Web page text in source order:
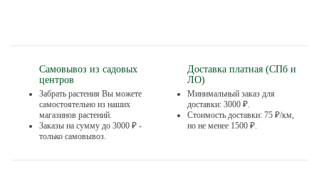
Самовывоз из садовых
центров
Забрать растения Вы можете
самостоятельно из наших
магазинов растений.
Заказы на сумму до 3000 ₽ -
только самовывоз.
Доставка платная (СПб и
ЛО)
Минимальный заказ для
доставки: 3000 ₽.
Стоимость доставки: 75 ₽/км,
но не менее 1500 ₽.